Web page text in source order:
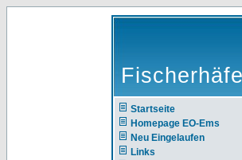
Startseite
Homepage EO-Ems
Neu Eingelaufen
Links